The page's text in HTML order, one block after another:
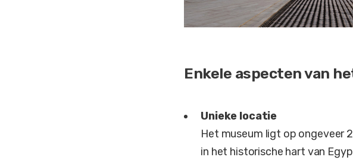
Enkele aspecten van
Unieke locatie
Het museum ligt op ongeveer
in het historische hart van